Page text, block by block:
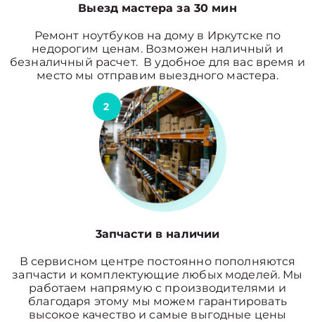
Выезд мастера за 30 мин
Ремонт ноутбуков на дому в Иркутске по
недорогим ценам. Возможен наличный и
безналичный расчет. В удобное для вас время и
место мы отправим выездного мастера.
2
3апчасти в наличии
В сервисном центре постоянно пополняются
запчасти и комплектующие любых моделей. Мы
работаем напрямую с производителями и
благодаря этому мы можем гарантировать
высокое качество и самые выгодные цены